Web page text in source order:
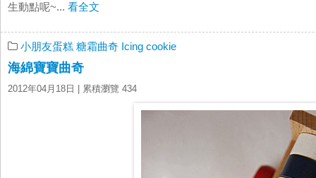
生動點呢~... 看全文
小朋友蛋糕 糖霜曲奇 Icing cookie
海綿寶寶曲奇
2012年04月18日 | 累積瀏覽 434